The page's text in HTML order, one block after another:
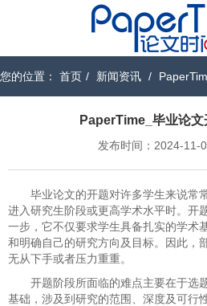
您的位置： 首页 / 新闻资讯 /
PaperTime_毕业论文
发布时间：2024-11-
毕业论文的开题对许多学生来说常
进入研究生阶段或更高学术水平时。开
一步，它不仅要求学生具备扎实的学术
和明确自己的研究方向及目标。因此，
无从下手或者压力重重。
开题阶段所面临的难点主要在于选
基础，涉及到研究的范围、深度及可行